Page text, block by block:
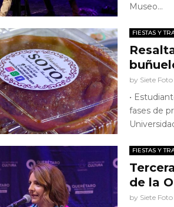
Museo...
FIESTAS Y
by Siete Foto
•
fases de
FIESTAS Y
de la
by Siete Foto